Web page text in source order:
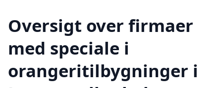
Oversigt over firmaer
med speciale i
orangeritilbygninger i